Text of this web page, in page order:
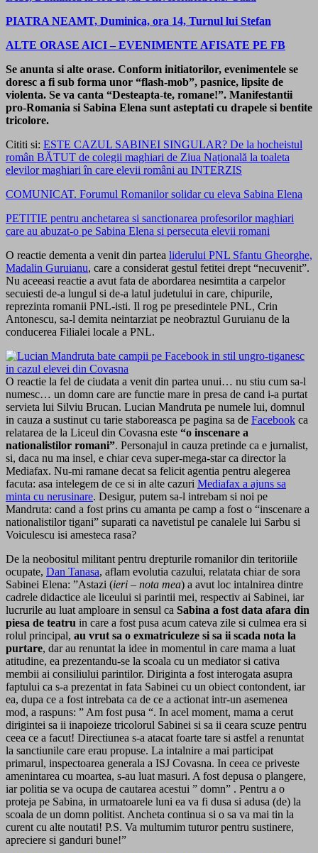
PIATRA NEAMT, Duminica, ora 14, Turnul lui Stefan
ALTE ORASE AICI – EVENIMENTE AFISATE PE FB
Se anunta si alte orase. Conform initiatorilor, evenimentele se
doresc a fi sub forma unor “flash-mob”, pasnice, lipsite de
violenta. Se va canta “Desteapta-te, romane!”. Manifestantii
pro-Romania si Sabina Elena sunt asteptati cu drapele si bentite
tricolore.
Cititi si: ESTE CAZUL SABINEI SINGULAR? De la hocheistul
român BĂTUT de colegii maghiari de Ziua Națională la toaleta
elevilor maghiari în care elevii români au INTERZIS
COMUNICAT. Forumul Romanilor solidar cu eleva Sabina Elena
PETITIE pentru anchetarea si sanctionarea profesorilor maghiari
care au abuzat-o pe Sabina Elena si persecuta elevii romani
O reactie dementa a venit din partea liderului PNL Sfantu Gheorghe,
Madalin Guruianu, care a considerat gestul fetitei drept “necuvenit”.
Nu aceeasi reactie a avut fata de abordarea nesimtita a carpelor
secuiesti de-a lungul si de-a latul judetului in care, chipurile,
reprezinta romanii PNL-isti. Il rog pe presedintele PNL, Crin
Antonescu, sa-l demita neintarziat pe neobraztul Guruianu de la
conducerea Filialei locale a PNL.
O reactie la fel de ciudata a venit din partea unui… nu stiu cum sa-l
numesc… un domn care are functie mare in presa de cand i-a purtat
servieta lui Silviu Brucan. Lucian Mandruta pe numele lui, domnul
in cauza a sustinut cu tarie staboreasca pe pagina sa de Facebook ca
relatarea de la Liceul din Covasna este “o inscenare a
nationalistilor romani”. Personajul in cauza pretinde ca e jurnalist,
si, daca nu ma insel, e chiar ceva super-mega-star ca director la
Mediafax. Nu-mi ramane decat sa felicit agentia pentru alegerea
facuta: asa intelegem de ce si in alte cazuri Mediafax a ajuns sa
minta cu nerusinare. Desigur, putem sa-l intrebam si noi pe
Mandruta: cand a fost prins cu amanta pe camp a fost o “inscenare a
nationalistilor tigani” suparati ca navetistul pe canalele lui Sarbu si
Voiculescu isi amesteca rasa?
De la neobositul militant pentru drepturile romanilor din teritoriile
ocupate, Dan Tanasa, aflam evolutia cazului, relatata chiar de sora
Sabinei Elena: ”Astazi (ieri – nota mea) a avut loc intalnirea dintre
cadrele didactice ale liceului si parintii mei, respectiv ai Sabinei, iar
lucrurile au luat amploare in sensul ca Sabina a fost data afara din
piesa de teatru in care a fost pusa acum cateva zile si culmea era si
rolul principal, au vrut sa o exmatriculeze si sa ii scada nota la
purtare, dar au renuntat la idee in momentul in care mama a luat
atitudine, ea prezentandu-se la scoala cu un mediator si cativa
membii ai consiliului parintilor. Diriginta a fost interogata asupra
faptului ca s-a prezentat in fata Sabinei cu un obiect contondent, iar
ea, dupa ce a fost intrebata ca de ce a actionat intr-un asemenea
mod, a raspuns: ” Am fost pusa “. In acel moment, mama a cerut
dirigintei sa ii inapoieze tricolorul Sabinei si sa ii ceara scuze pentru
ceea ce a facut! Directiunea s-a atacat foarte tare si astfel a renuntat
la sanctiunile care erau propuse. La intalnire a mai participat
primarul, inspectoarea generala a ISJ Covasna. In ceea ce priveste
amenintarea cu moartea, s-au luat masuri. A fost depusa o plangere,
iar politia se va ocupa de cautarea acestui ” domn” . Pentru a o
proteja pe Sabina, in urmatoarele luni ea va fi dusa si adusa (de) la
scoala de un domn politist. Ancheta continua si o sa va mai tin la
curent cu alte noutati! P.S. Va multumim tuturor pentru sustinere,
apreciere si ganduri bune!”